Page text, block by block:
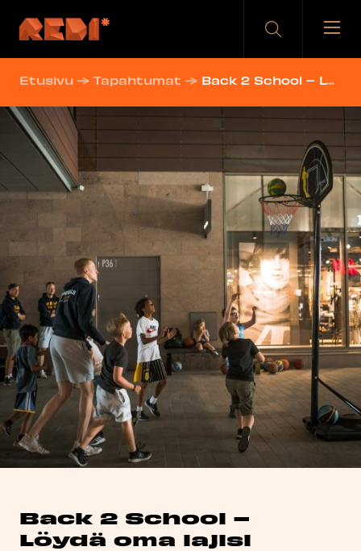
sisältöön
Etusivu → Tapahtumat → Back 2 School – Löydä oma lajisi
Back 2 School –
Löydä oma lajisi